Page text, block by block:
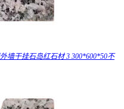
墙干挂石岛红石材 3 300*600*50不